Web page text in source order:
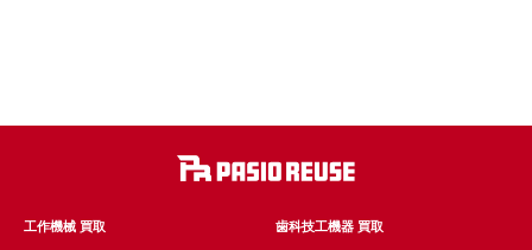
工作機械 買取 歯科技工機器 買取